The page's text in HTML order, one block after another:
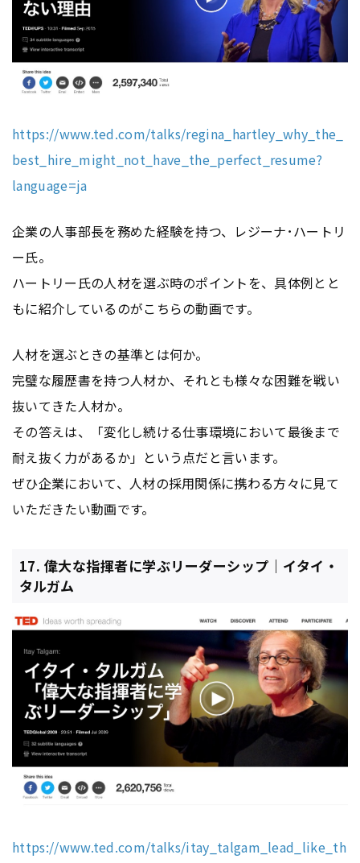
https://www.ted.com/talks/regina_hartley_why_the_
best_hire_might_not_have_the_perfect_resume?
language=ja
企業の人事部長を務めた経験を持つ、レジーナ･ハートリ
ー氏。
ハートリー氏の人材を選ぶ時のポイントを、具体例とと
もに紹介しているのがこちらの動画です。
人材を選ぶときの基準とは何か。
完璧な履歴書を持つ人材か、それとも様々な困難を戦い
抜いてきた人材か。
その答えは、「変化し続ける仕事環境において最後まで
耐え抜く力があるか」という点だと言います。
ぜひ企業において、人材の採用関係に携わる方々に見て
いただきたい動画です。
17. 偉大な指揮者に学ぶリーダーシップ｜イタイ・
タルガム
https://www.ted.com/talks/itay_talgam_lead_like_th